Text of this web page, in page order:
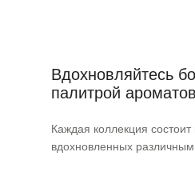
Вдохновляйтесь
палитрой ароматов
Каждая коллекция состоит
вдохновленных